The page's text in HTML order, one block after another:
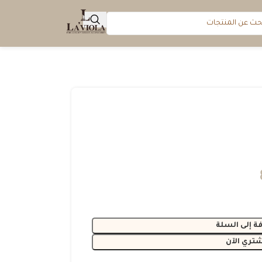
إلى السلة
الآن